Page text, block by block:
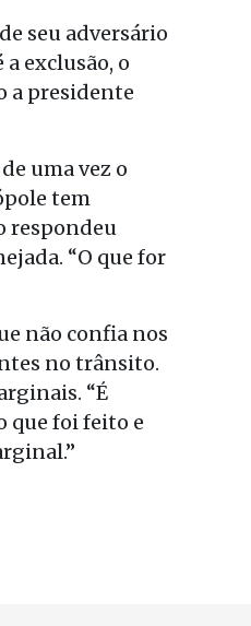
seu adversário
exclusão, o
a presidente
uma vez o
tem
respondeu
“O que for
não confia nos
no trânsito.
“É
que foi feito e